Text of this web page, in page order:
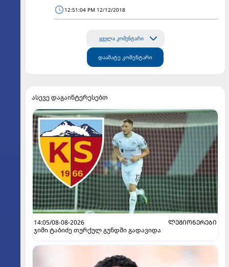
12:51:04 PM 12/12/2018
ყველა კომენტარი
დაამატე კომენტარი
ასევე დაგაინტერესებთ
14:05/08-08-2026
ᲚᲔᲒᲘᲝᲜᲔᲠᲔᲑᲘ
ჯიმი ტაბიძე თურქულ გუნდში გადავიდა